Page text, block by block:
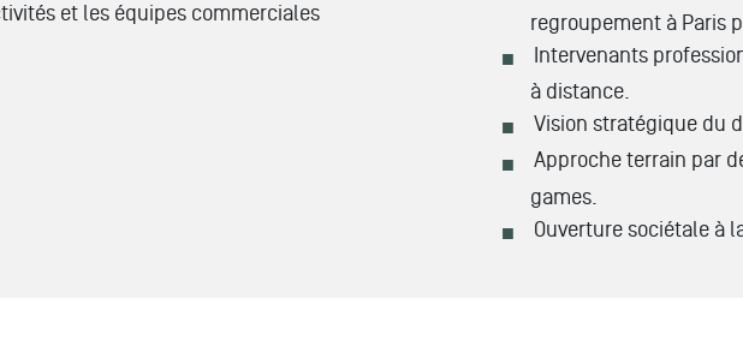
et les équipes commerciales
regroupement à Paris
Intervenants
à distance.
Vision stratégique du
Approche terrain par
games.
Ouverture sociétale à